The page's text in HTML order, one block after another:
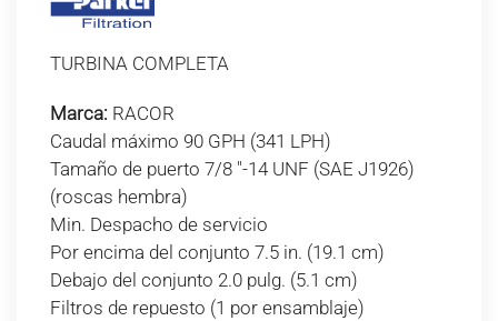
TURBINA COMPLETA
Marca: RACOR
Caudal máximo 90 GPH (341 LPH)
Tamaño de puerto 7/8 "-14 UNF (SAE J1926)
(roscas hembra)
Min. Despacho de servicio
Por encima del conjunto 7.5 in. (19.1 cm)
Debajo del conjunto 2.0 pulg. (5.1 cm)
Filtros de repuesto (1 por ensamblaje)